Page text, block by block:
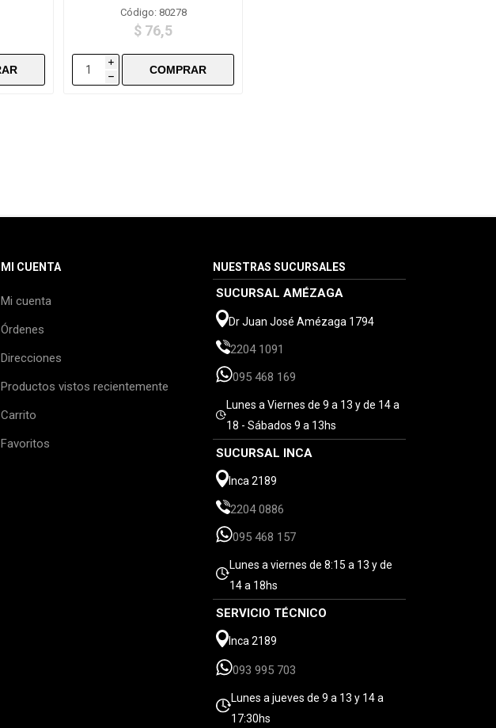
Código: 80278
$ 76,5
i
h
MI CUENTA
Mi cuenta
Órdenes
Direcciones
Productos vistos recientemente
Carrito
Favoritos
NUESTRAS SUCURSALES
SUCURSAL AMÉZAGA
Dr Juan José Amézaga 1794
2204 1091
095 468 169
Lunes a Viernes de 9 a 13 y de 14 a
18 - Sábados 9 a 13hs
SUCURSAL INCA
Inca 2189
2204 0886
095 468 157
Lunes a viernes de 8:15 a 13 y de
14 a 18hs
SERVICIO TÉCNICO
Inca 2189
093 995 703
Lunes a jueves de 9 a 13 y 14 a
17:30hs